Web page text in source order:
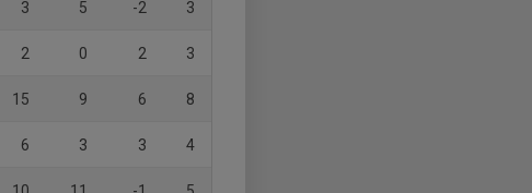
3 5 -2 3
2 0 2 3
15 9 6 8
6 3 3 4